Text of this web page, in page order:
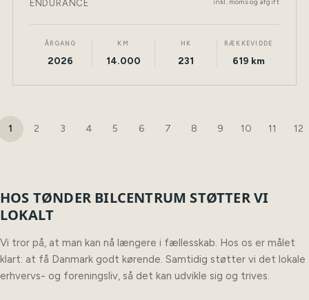
ENDURANCE
ÅRGANG
2026
KM
14.000
HK
231
RÆKKEVIDDE
619 km
1 2 3 4 5 6 7 8 9 10 11 12
HOS TØNDER BILCENTRUM STØTTER VI
LOKALT
Vi tror på, at man kan nå længere i fællesskab. Hos os er målet
klart: at få Danmark godt kørende. Samtidig støtter vi det lokale
erhvervs- og foreningsliv, så det kan udvikle sig og trives.